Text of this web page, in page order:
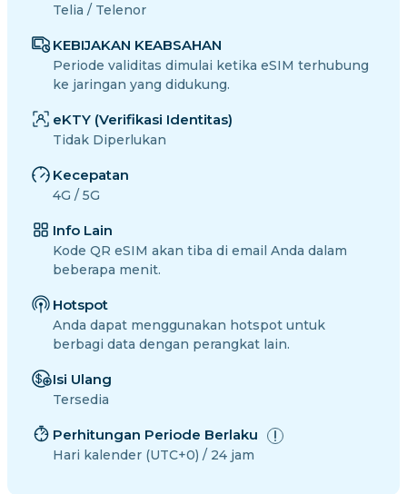
Telia / Telenor
KEBIJAKAN KEABSAHAN
Periode validitas dimulai ketika eSIM terhubung
ke jaringan yang didukung.
eKTY (Verifikasi Identitas)
Tidak Diperlukan
Kecepatan
4G / 5G
Info Lain
Kode QR eSIM akan tiba di email Anda dalam
beberapa menit.
Hotspot
Anda dapat menggunakan hotspot untuk
berbagi data dengan perangkat lain.
Isi Ulang
Tersedia
Perhitungan Periode Berlaku
Hari kalender (UTC+0) / 24 jam